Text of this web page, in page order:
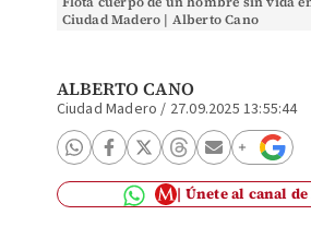
Ciudad Madero | Alberto Cano
ALBERTO CANO
Ciudad Madero / 27.09.2025 13:55:44
Únete al canal